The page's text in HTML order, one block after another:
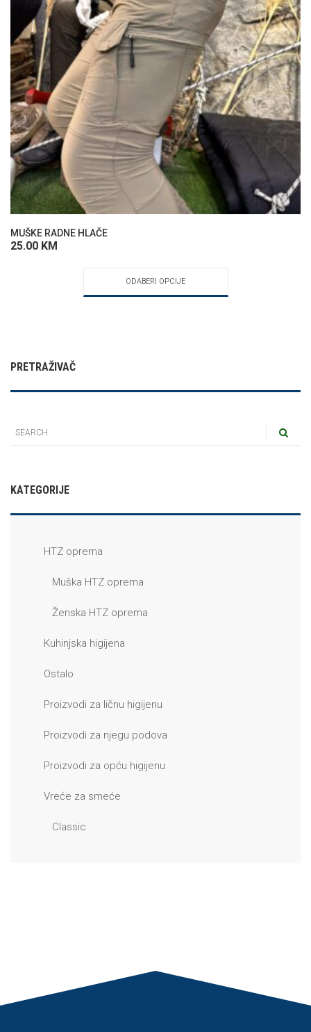
MUŠKE RADNE HLAČE
25.00 KM
ODABERI OPCIJE
PRETRAŽIVAČ
KATEGORIJE
HTZ oprema
Muška HTZ oprema
Ženska HTZ oprema
Kuhinjska higijena
Ostalo
Proizvodi za ličnu higijenu
Proizvodi za njegu podova
Proizvodi za opću higijenu
Vreće za smeće
Classic